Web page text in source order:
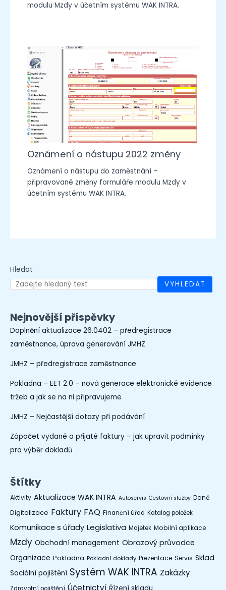
modulu Mzdy v účetním systému WAK INTRA.
Oznámení o nástupu 2022 změny
Oznámení o nástupu do zaměstnání –
připravované změny formuláře modulu Mzdy v
účetním systému WAK INTRA.
Hledat
VYHLEDAT
Nejnovější příspěvky
Doplnění aktualizace 26.0402 – předregistrace
zaměstnance, úprava generování JMHZ
JMHZ – předregistrace zaměstnance
Pokladna – EET 2.0 – nová generace elektronické evidence
tržeb a jak se na ni připravujeme
JMHZ – Nejčastější dotazy při podávání
Zápočet vydané a přijaté faktury – jak upravit podmínky
pro výběr dokladů
Štítky
Aktivity Aktualizace WAK INTRA Autoservis Cestovní služby Daně
Digitalizace Faktury FAQ Finanční úřad Katalog položek
Komunikace s úřady Legislativa Majetek Mobilní aplikace
Mzdy Obchodní management Obrazový průvodce
Organizace Pokladna Pokladní doklady Prezentace Servis Sklad
Sociální pojištění Systém WAK INTRA Zakázky
Zdravotní pojištění Účetnictví Řízení skladu